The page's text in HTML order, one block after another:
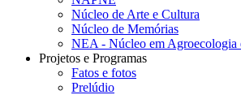
Núcleo de Arte e Cultura
Núcleo de Memórias
NEA - Núcleo em Agroecologia
Projetos e Programas
Fatos e fotos
Prelúdio